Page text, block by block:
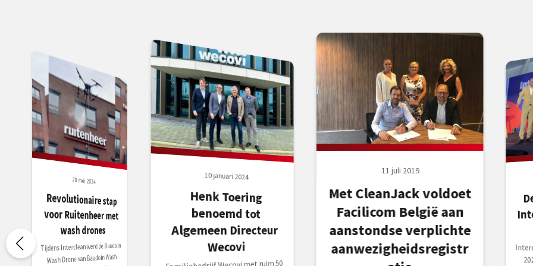
28 mei 2024
Revolutionaire stap
voor Ruitenheer met
wash drones
Tijdens Interclean werd de Baudoin
Wash Drone van Baudoin Wash
10 januari 2024
Henk Toering
benoemd tot
Algemeen Directeur
Wecovi
11 juli 2019
Met CleanJack voldoet
Facilicom België aan
aanstondse verplichte
aanwezigheidsregistr